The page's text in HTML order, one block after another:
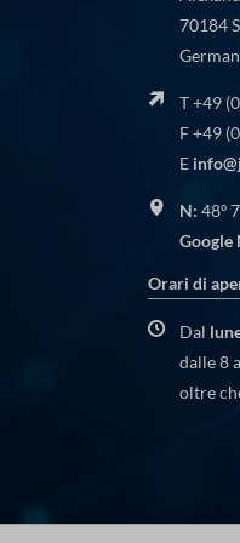
70184
T +49
F +49
E
N: 48º
Google
Orari di
Dal
dalle 8
oltre